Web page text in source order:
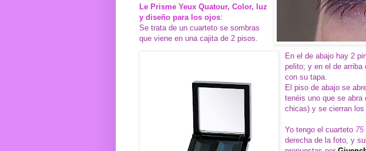
Le Prisme Yeux Quatour, Color, luz
y diseño para los ojos:
Se trata de un cuarteto se sombras
que viene en una cajita de 2 pisos.
En el de abajo hay 2
pelito; y en el de
con su tapa.
El piso de abajo se
tenéis uno que se
chicas) y se cierran
Yo tengo el cuarteto 75
derecha de la foto, y